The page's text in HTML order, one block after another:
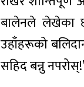
बालेनले लेखेका
उहाँहरूको
सहिद बन्नु नपरोस्!’